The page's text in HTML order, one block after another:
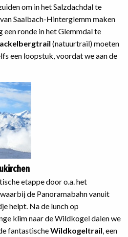
om in het Salzdachdal te
Saalbach-Hinterglemm maken
ronde in het Glemmdal te
(natuurtrail) moeten
een loopstuk, voordat we aan de
etappe door o.a. het
de Panoramabahn vanuit
helpt. Na de lunch op
klim naar de Wildkogel dalen we
fantastischeWildkogeltrail , een